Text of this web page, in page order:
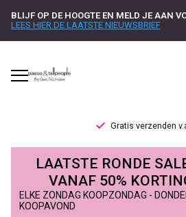
BLIJF OP DE HOOGTE EN MELD JE AAN
LEES HIER DE LAATSTE NIEUWSBRIEF
Gratis verzenden
Blue
Fire
LAATSTE RONDE
VANAF 50%
ELKE ZONDAG KOOPZONDAG -
KOOPAVOND